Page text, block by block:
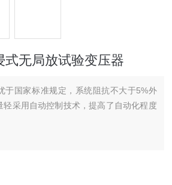
式无局放试验变压器
于国家标准规定，系统阻抗不大于5%外
轻采用自动控制技术，提高了自动化程度